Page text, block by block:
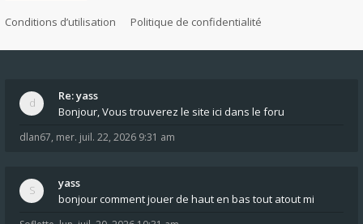
Conditions d’utilisation Politique de confidentialité
Re: yass
Bonjour, Vous trouverez le site ici dans le foru
dlan67, mer. juil. 22, 2026 9:31 am
yass
bonjour comment jouer de haut en bas tout atout mi